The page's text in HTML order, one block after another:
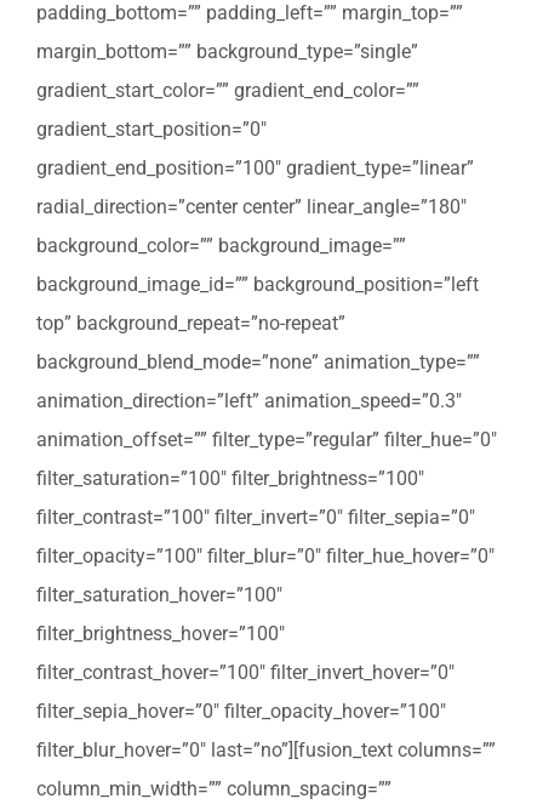
padding_bottom=”” padding_left=”” margin_top=””
margin_bottom=”” background_type=”single”
gradient_start_color=”” gradient_end_color=””
gradient_start_position=”0″
gradient_end_position=”100″ gradient_type=”linear”
radial_direction=”center center” linear_angle=”180″
background_color=”” background_image=””
background_image_id=”” background_position=”left
top” background_repeat=”no-repeat”
background_blend_mode=”none” animation_type=””
animation_direction=”left” animation_speed=”0.3″
animation_offset=”” filter_type=”regular” filter_hue=”0″
filter_saturation=”100″ filter_brightness=”100″
filter_contrast=”100″ filter_invert=”0″ filter_sepia=”0″
filter_opacity=”100″ filter_blur=”0″ filter_hue_hover=”0″
filter_saturation_hover=”100″
filter_brightness_hover=”100″
filter_contrast_hover=”100″ filter_invert_hover=”0″
filter_sepia_hover=”0″ filter_opacity_hover=”100″
filter_blur_hover=”0″ last=”no”][fusion_text columns=””
column_min_width=”” column_spacing=””